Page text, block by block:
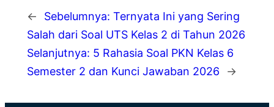
← Sebelumnya: Ternyata Ini yang Sering
Salah dari Soal UTS Kelas 2 di Tahun 2026
Selanjutnya: 5 Rahasia Soal PKN Kelas 6
Semester 2 dan Kunci Jawaban 2026
→